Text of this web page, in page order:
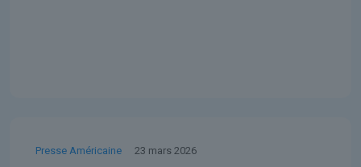
Presse Américaine 23 mars 2026